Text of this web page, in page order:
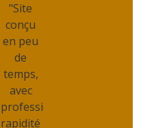
"Site
conçu
en peu
de
temps,
avec
professionnalisme,
rapidité